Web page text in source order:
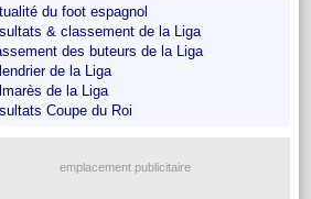
du foot espagnol
& classement de la Liga
des buteurs de la Liga
de la Liga
de la Liga
Coupe du Roi
emplacement publicitaire